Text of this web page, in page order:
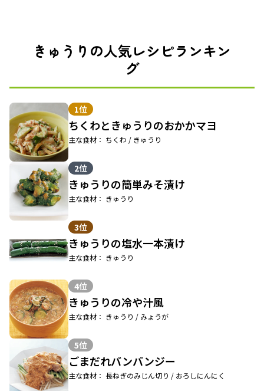
きゅうりの人気レシピランキン
グ
1位
ちくわときゅうりのおかかマヨ
主な食材： ちくわ / きゅうり
2位
きゅうりの簡単みそ漬け
主な食材： きゅうり
3位
きゅうりの塩水一本漬け
主な食材： きゅうり
4位
きゅうりの冷や汁風
主な食材： きゅうり / みょうが
5位
ごまだれバンバンジー
主な食材： 長ねぎのみじん切り / おろしにんにく